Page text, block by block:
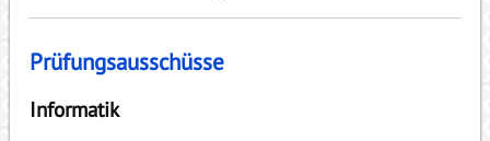
Prüfungsausschüsse
Informatik